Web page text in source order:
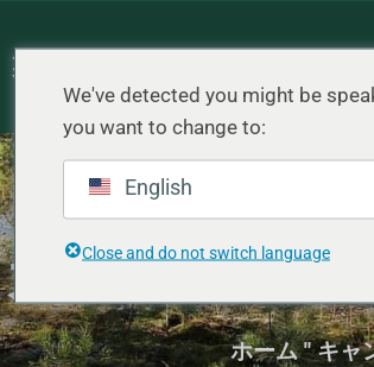
製品
カテゴリー
ホーム"キャ
We've detected you might be
you want to change to:
English
Close and do not switch language